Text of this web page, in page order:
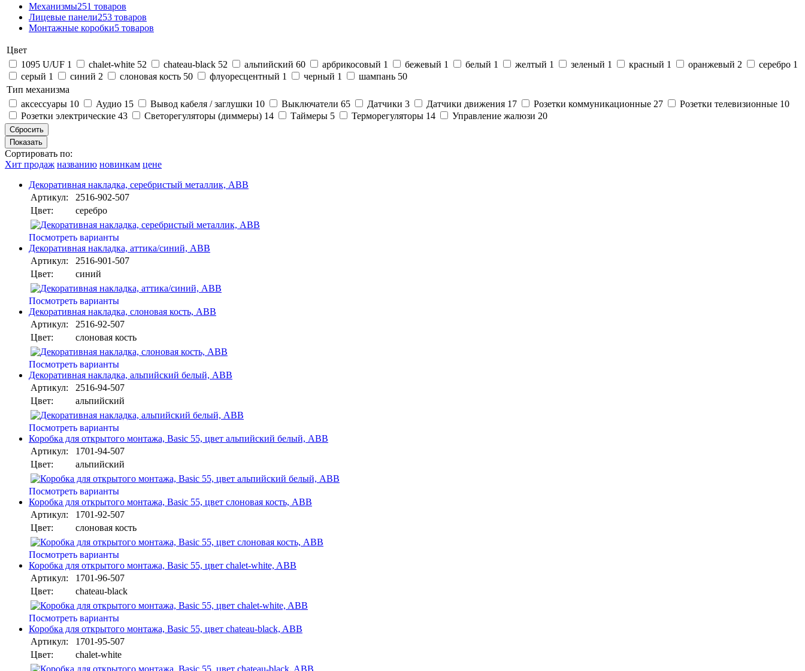
Механизмы251 товаров
Лицевые панели253 товаров
Монтажные коробки5 товаров
Цвет
1095 U/UF 1 chalet-white 52 chateau-black 52 альпийский 60 арбрикосовый 1 бежевый 1 белый 1 желтый 1 зеленый 1 красный 1 оранжевый 2 серебро 1
серый 1 синий 2 слоновая кость 50 флуоресцентный 1 черный 1 шампань 50
Тип механизма
аксессуары 10 Аудио 15 Вывод кабеля / заглушки 10 Выключатели 65 Датчики 3 Датчики движения 17 Розетки коммуникационные 27 Розетки телевизионные 10
Розетки электрические 43 Светорегуляторы (диммеры) 14 Таймеры 5 Терморегуляторы 14 Управление жалюзи 20
Сортировать по:
Хит продаж названию новинкам цене
Декоративная накладка, серебристый металлик, ABB
Артикул:
2516-902-507
Цвет:
серебро
Посмотреть варианты
Декоративная накладка, аттика/синий, ABB
Артикул:
2516-901-507
Цвет:
синий
Посмотреть варианты
Декоративная накладка, слоновая кость, ABB
Артикул:
2516-92-507
Цвет:
слоновая кость
Посмотреть варианты
Декоративная накладка, альпийский белый, ABB
Артикул:
2516-94-507
Цвет:
альпийский
Посмотреть варианты
Коробка для открытого монтажа, Basic 55, цвет альпийский белый, ABB
Артикул:
1701-94-507
Цвет:
альпийский
Посмотреть варианты
Коробка для открытого монтажа, Basic 55, цвет слоновая кость, ABB
Артикул:
1701-92-507
Цвет:
слоновая кость
Посмотреть варианты
Коробка для открытого монтажа, Basic 55, цвет chalet-white, ABB
Артикул:
1701-96-507
Цвет:
chateau-black
Посмотреть варианты
Коробка для открытого монтажа, Basic 55, цвет chateau-black, ABB
Артикул:
1701-95-507
Цвет:
chalet-white